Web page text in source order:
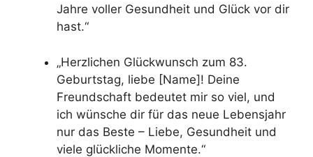
Jahre voller Gesundheit und Glück vor dir
hast.“
„Herzlichen Glückwunsch zum 83.
Geburtstag, liebe [Name]! Deine
Freundschaft bedeutet mir so viel, und
ich wünsche dir für das neue Lebensjahr
nur das Beste – Liebe, Gesundheit und
viele glückliche Momente.“